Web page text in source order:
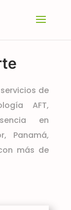
de
AFT,
en
Panamá,
más de